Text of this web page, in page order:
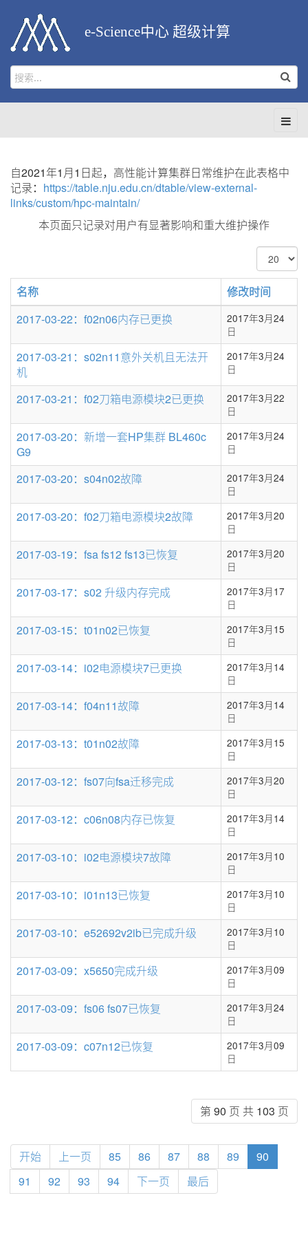
e-Science中心 超级计算
自2021年1月1日起，高性能计算集群日常维护在此表格中
记录： https://table.nju.edu.cn/dtable/view-external-
links/custom/hpc-maintain/
本页面只记录对用户有显著影响和重大维护操作
每
页
显
示
条
名称
修改时间
2017-03-22：f02n06内存已更换
2017年3月24
日
2017-03-21：s02n11意外关机且无法开
机
2017年3月24
日
2017-03-21：f02刀箱电源模块2已更换
2017年3月22
日
2017-03-20：新增一套HP集群 BL460c
G9
2017年3月24
日
2017-03-20：s04n02故障
2017年3月24
日
2017-03-20：f02刀箱电源模块2故障
2017年3月20
日
2017-03-19：fsa fs12 fs13已恢复
2017年3月20
日
2017-03-17：s02 升级内存完成
2017年3月17
日
2017-03-15：t01n02已恢复
2017年3月15
日
2017-03-14：i02电源模块7已更换
2017年3月14
日
2017-03-14：f04n11故障
2017年3月14
日
2017-03-13：t01n02故障
2017年3月15
日
2017-03-12：fs07向fsa迁移完成
2017年3月20
日
2017-03-12：c06n08内存已恢复
2017年3月14
日
2017-03-10：i02电源模块7故障
2017年3月10
日
2017-03-10：i01n13已恢复
2017年3月10
日
2017-03-10：e52692v2ib已完成升级
2017年3月10
日
2017-03-09：x5650完成升级
2017年3月09
日
2017-03-09：fs06 fs07已恢复
2017年3月24
日
2017-03-09：c07n12已恢复
2017年3月09
日
第 90 页 共 103 页
开始 上一页 85 86 87 88 89
90
91
92 93 94 下一页 最后